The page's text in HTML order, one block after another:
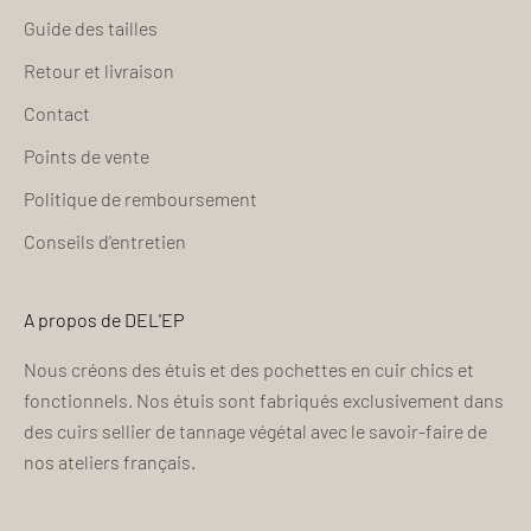
Guide des tailles
Retour et livraison
Contact
Points de vente
Politique de remboursement
Conseils d'entretien
A propos de DEL'EP
Nous créons des étuis et des pochettes en cuir chics et
fonctionnels. Nos étuis sont fabriqués exclusivement dans
des cuirs sellier de tannage végétal avec le savoir-faire de
nos ateliers français.